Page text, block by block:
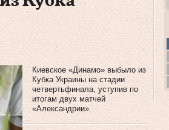
Киевское «Динамо» выбыло из
Кубка Украины на стадии
четвертьфинала, уступив по
итогам двух матчей
«Александрии».